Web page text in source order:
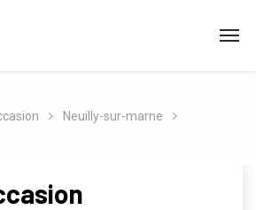
Neuilly-sur-marne